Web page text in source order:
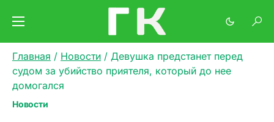
Главная / Новости / Девушка предстанет перед
судом за убийство приятеля, который до нее
домогался
Новости